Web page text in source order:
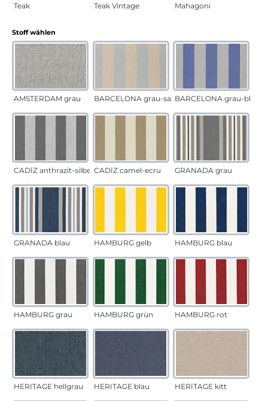
Teak Teak Vintage Mahagoni
Stoff wählen
AMSTERDAM grau BARCELONA grau-sandBARCELONA grau-blau
CADÍZ anthrazit-silber CADÍZ camel-ecru GRANADA grau
GRANADA blau HAMBURG gelb HAMBURG blau
HAMBURG grau HAMBURG grün HAMBURG rot
HERITAGE hellgrau HERITAGE blau HERITAGE kitt